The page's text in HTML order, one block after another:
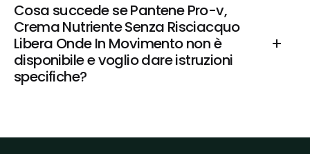
Cosa succede se Pantene Pro-v,
Crema Nutriente Senza Risciacquo
Libera Onde In Movimento non è
disponibile e voglio dare istruzioni
specifiche?